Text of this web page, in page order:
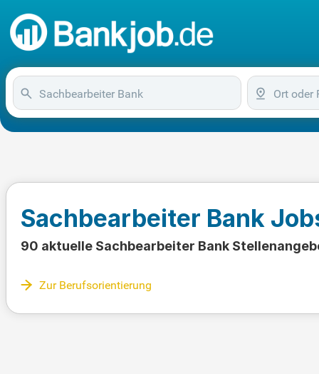
Sachbearbeiter Bank
90 aktuelle Sachbearbeiter Bank
Zur Berufsorientierung